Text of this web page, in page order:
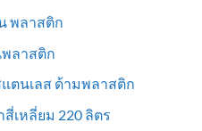
พลาสติก
พลาสติก
แตนเลส ด้ามพลาสติก
เหลี่ยม 220 ลิตร